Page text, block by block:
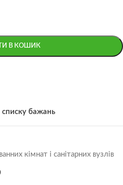
В КОШИК
бажань
кімнат і санітарних вузлів